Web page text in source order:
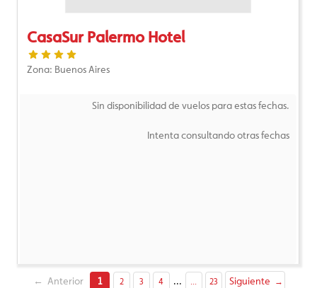
CasaSur Palermo Hotel
Zona: Buenos Aires
Sin disponibilidad de vuelos para estas fechas.
Intenta consultando otras fechas
← Anterior 1 2 3 4 ... ... 23 Siguiente →